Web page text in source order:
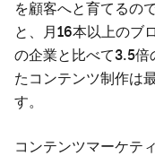
を顧客へと育てるの
と、月16本以上のブ
の企業と比べて3.5倍
たコンテンツ制作は
す。
コンテンツマーケテ